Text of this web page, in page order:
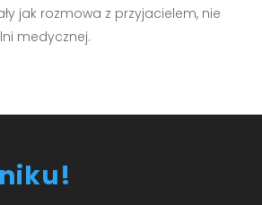
jak rozmowa z przyjacielem, nie
medycznej.